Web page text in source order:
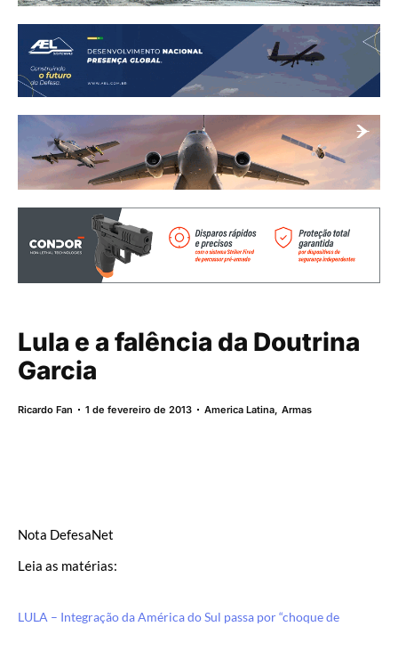
Lula e a falência da Doutrina
Garcia
Ricardo Fan 1 de fevereiro de 2013 America Latina,Armas
Nota DefesaNet
Leia as matérias:
LULA – Integração da América do Sul passa por “choque de